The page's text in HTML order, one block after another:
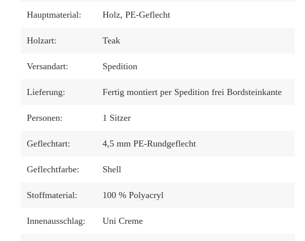
Hauptmaterial: Holz, PE-Geflecht
Holzart: Teak
Versandart: Spedition
Lieferung: Fertig montiert per Spedition frei Bordsteinkante
Personen: 1 Sitzer
Geflechtart: 4,5 mm PE-Rundgeflecht
Geflechtfarbe: Shell
Stoffmaterial: 100 % Polyacryl
Innenausschlag: Uni Creme